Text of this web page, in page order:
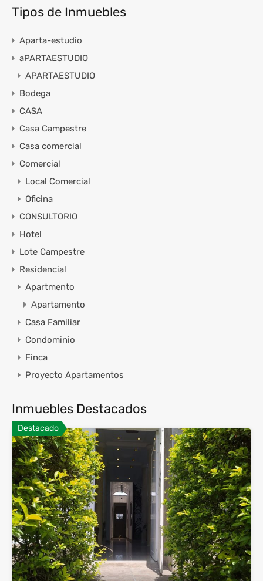
Tipos de Inmuebles
Aparta-estudio
aPARTAESTUDIO
APARTAESTUDIO
Bodega
CASA
Casa Campestre
Casa comercial
Comercial
Local Comercial
Oficina
CONSULTORIO
Hotel
Lote Campestre
Residencial
Apartmento
Apartamento
Casa Familiar
Condominio
Finca
Proyecto Apartamentos
Inmuebles Destacados
Destacado